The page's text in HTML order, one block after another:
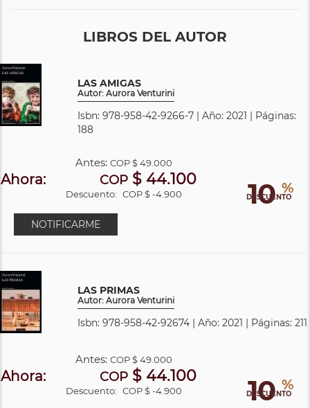
LIBROS DEL AUTOR
LAS AMIGAS
Autor: Aurora Venturini
Isbn: 978-958-42-9266-7 | Año: 2021 | Páginas:
188
10 %
DESCUENTO
Antes:COP$ 49.000
Ahora: COP $ 44.100
Descuento: COP $ -4.900
NOTIFICARME
LAS PRIMAS
Autor: Aurora Venturini
Isbn: 978-958-42-92674 | Año: 2021 | Páginas: 211
10 %
DESCUENTO
Antes:COP$ 49.000
Ahora: COP $ 44.100
Descuento: COP $ -4.900